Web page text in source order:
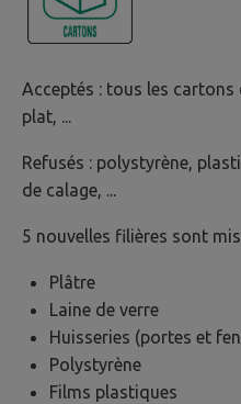
Acceptés : tous les
plat, ...
Refusés : polystyrène,
de calage, ...
5 nouvelles filières sont
Plâtre
Laine de verre
Huisseries (portes et
Polystyrène
Films plastiques